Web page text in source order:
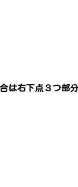
は右下点３つ